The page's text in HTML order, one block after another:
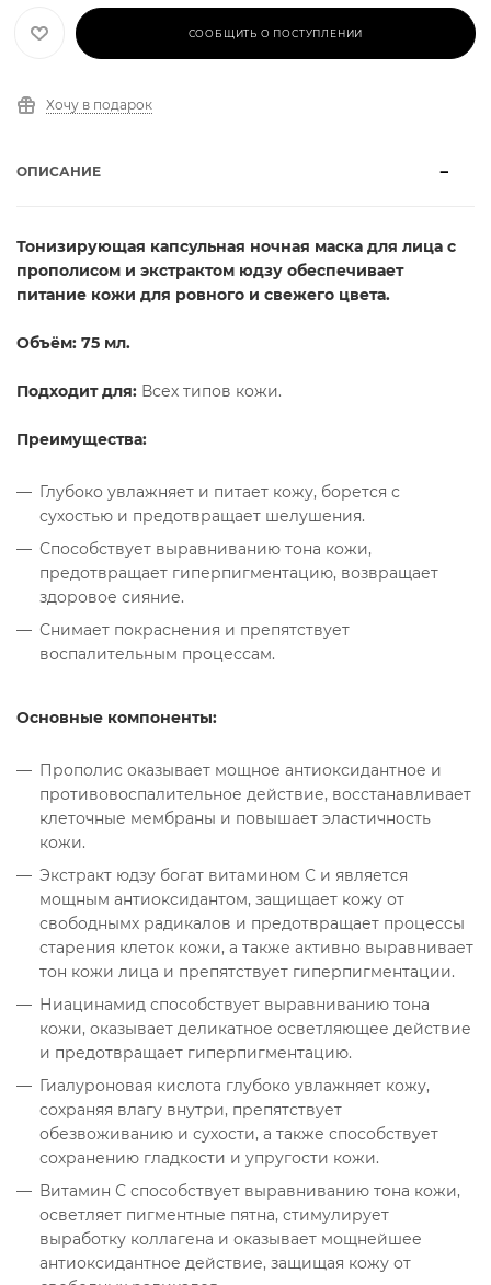
СООБЩИТЬ О ПОСТУПЛЕНИИ
Хочу в подарок
ОПИСАНИЕ
Тонизирующая капсульная ночная маска для лица с
прополисом и экстрактом юдзу обеспечивает
питание кожи для ровного и свежего цвета.
Объём: 75 мл.
Подходит для: Всех типов кожи.
Преимущества:
Глубоко увлажняет и питает кожу, борется с
сухостью и предотвращает шелушения.
Способствует выравниванию тона кожи,
предотвращает гиперпигментацию, возвращает
здоровое сияние.
Снимает покраснения и препятствует
воспалительным процессам.
Основные компоненты:
Прополис оказывает мощное антиоксидантное и
противовоспалительное действие, восстанавливает
клеточные мембраны и повышает эластичность
кожи.
Экстракт юдзу богат витамином С и является
мощным антиоксидантом, защищает кожу от
свободнымх радикалов и предотвращает процессы
старения клеток кожи, а также активно выравнивает
тон кожи лица и препятствует гиперпигментации.
Ниацинамид способствует выравниванию тона
кожи, оказывает деликатное осветляющее действие
и предотвращает гиперпигментацию.
Гиалуроновая кислота глубоко увлажняет кожу,
сохраняя влагу внутри, препятствует
обезвоживанию и сухости, а также способствует
сохранению гладкости и упругости кожи.
Витамин С способствует выравниванию тона кожи,
осветляет пигментные пятна, стимулирует
выработку коллагена и оказывает мощнейшее
антиоксидантное действие, защищая кожу от